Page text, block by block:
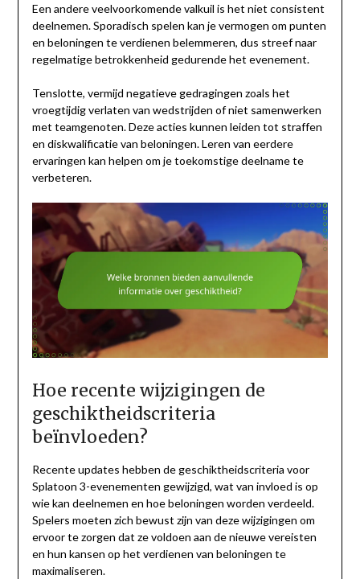
Een andere veelvoorkomende valkuil is het niet consistent
deelnemen. Sporadisch spelen kan je vermogen om punten
en beloningen te verdienen belemmeren, dus streef naar
regelmatige betrokkenheid gedurende het evenement.
Tenslotte, vermijd negatieve gedragingen zoals het
vroegtijdig verlaten van wedstrijden of niet samenwerken
met teamgenoten. Deze acties kunnen leiden tot straffen
en diskwalificatie van beloningen. Leren van eerdere
ervaringen kan helpen om je toekomstige deelname te
verbeteren.
Hoe recente wijzigingen de
geschiktheidscriteria
beïnvloeden?
Recente updates hebben de geschiktheidscriteria voor
Splatoon 3-evenementen gewijzigd, wat van invloed is op
wie kan deelnemen en hoe beloningen worden verdeeld.
Spelers moeten zich bewust zijn van deze wijzigingen om
ervoor te zorgen dat ze voldoen aan de nieuwe vereisten
en hun kansen op het verdienen van beloningen te
maximaliseren.